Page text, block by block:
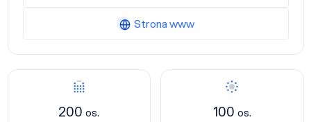
Konferencja
200os.
Bankiet
100 os.
Strona www